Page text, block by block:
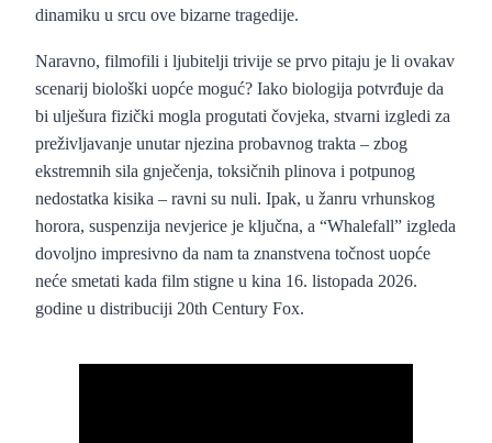
dinamiku u srcu ove bizarne tragedije.
Naravno, filmofili i ljubitelji trivije se prvo pitaju je li ovakav
scenarij biološki uopće moguć? Iako biologija potvrđuje da
bi ulješura fizički mogla progutati čovjeka, stvarni izgledi za
preživljavanje unutar njezina probavnog trakta – zbog
ekstremnih sila gnječenja, toksičnih plinova i potpunog
nedostatka kisika – ravni su nuli. Ipak, u žanru vrhunskog
horora, suspenzija nevjerice je ključna, a “Whalefall” izgleda
dovoljno impresivno da nam ta znanstvena točnost uopće
neće smetati kada film stigne u kina 16. listopada 2026.
godine u distribuciji 20th Century Fox.